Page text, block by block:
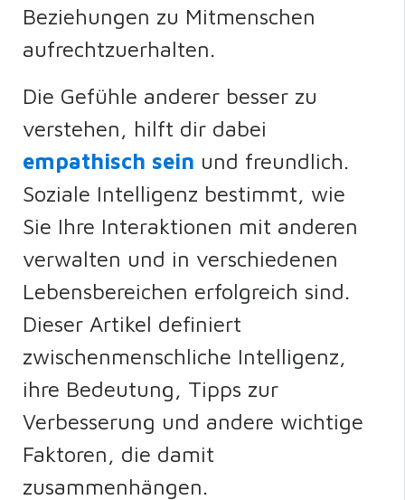
Beziehungen zu Mitmenschen
aufrechtzuerhalten.
Die Gefühle anderer besser zu
verstehen, hilft dir dabei
empathisch sein und freundlich.
Soziale Intelligenz bestimmt, wie
Sie Ihre Interaktionen mit anderen
verwalten und in verschiedenen
Lebensbereichen erfolgreich sind.
Dieser Artikel definiert
zwischenmenschliche Intelligenz,
ihre Bedeutung, Tipps zur
Verbesserung und andere wichtige
Faktoren, die damit
zusammenhängen.